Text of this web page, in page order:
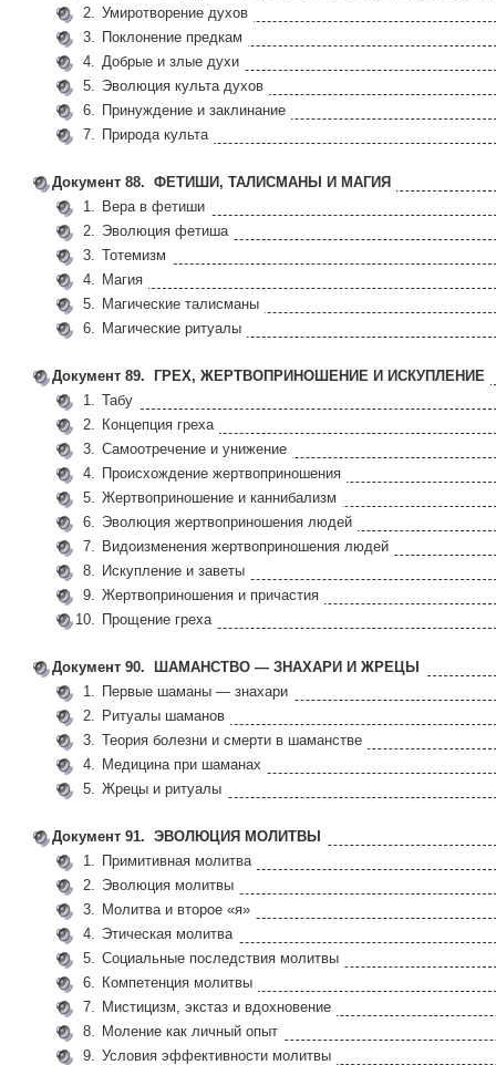
2. Умиротворение духов
3. Поклонение предкам
4. Добрые и злые духи
5. Эволюция культа духов
6. Принуждение и заклинание
7. Природа культа
Документ 88. ФЕТИШИ, ТАЛИСМАНЫ И МАГИЯ
1. Вера в фетиши
2. Эволюция фетиша
3. Тотемизм
4. Магия
5. Магические талисманы
6. Магические ритуалы
Документ 89. ГРЕХ, ЖЕРТВОПРИНОШЕНИЕ И ИСКУПЛЕНИЕ
1. Табу
2. Концепция греха
3. Самоотречение и унижение
4. Происхождение жертвоприношения
5. Жертвоприношение и каннибализм
6. Эволюция жертвоприношения людей
7. Видоизменения жертвоприношения людей
8. Искупление и заветы
9. Жертвоприношения и причастия
10. Прощение греха
Документ 90. ШАМАНСТВО — ЗНАХАРИ И ЖРЕЦЫ
1. Первые шаманы — знахари
2. Ритуалы шаманов
3. Теория болезни и смерти в шаманстве
4. Медицина при шаманах
5. Жрецы и ритуалы
Документ 91. ЭВОЛЮЦИЯ МОЛИТВЫ
1. Примитивная молитва
2. Эволюция молитвы
3. Молитва и второе «я»
4. Этическая молитва
5. Социальные последствия молитвы
6. Компетенция молитвы
7. Мистицизм, экстаз и вдохновение
8. Моление как личный опыт
9. Условия эффективности молитвы